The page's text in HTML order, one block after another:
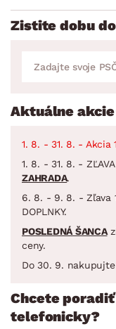
Zistite dobu
Aktuálne akcie
1. 8. - 31. 8. - Akcia
1. 8. - 31. 8. -
ZAHRADA.
6. 8. - 9. 8. - Zľava
DOPLNKY.
POSLEDNÁ ŠANCA
ceny.
Do 30. 9.
Chcete
telefonicky?